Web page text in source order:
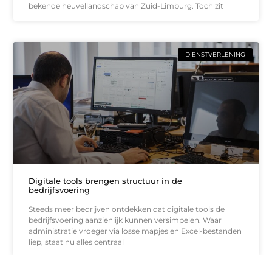
bekende heuvellandschap van Zuid-Limburg. Toch zit
DIENSTVERLENING
Digitale tools brengen structuur in de
bedrijfsvoering
Steeds meer bedrijven ontdekken dat digitale tools de
bedrijfsvoering aanzienlijk kunnen versimpelen. Waar
administratie vroeger via losse mapjes en Excel-bestanden
liep, staat nu alles centraal